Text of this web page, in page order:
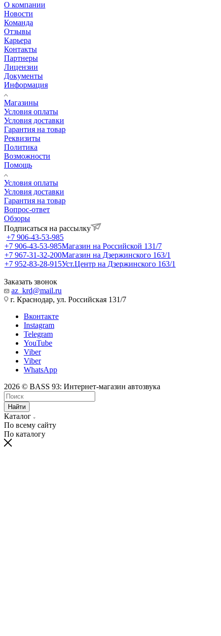
О компании
Новости
Команда
Отзывы
Карьера
Контакты
Партнеры
Лицензии
Документы
Информация
Магазины
Условия оплаты
Условия доставки
Гарантия на товар
Реквизиты
Политика
Возможности
Помощь
Условия оплаты
Условия доставки
Гарантия на товар
Вопрос-ответ
Обзоры
Подписаться на рассылку
+7 906-43-53-985
+7 906-43-53-985Магазин на Российской 131/7
+7 967-31-32-200Магазин на Дзержинского 163/1
+7 952-83-28-915Уст.Центр на Дзержинского 163/1
Заказать звонок
az_krd@mail.ru
г. Краснодар, ул. Российская 131/7
Вконтакте
Instagram
Telegram
YouTube
Viber
Viber
WhatsApp
2026 © BASS 93: Интернет-магазин автозвука
Найти
Каталог
По всему сайту
По каталогу